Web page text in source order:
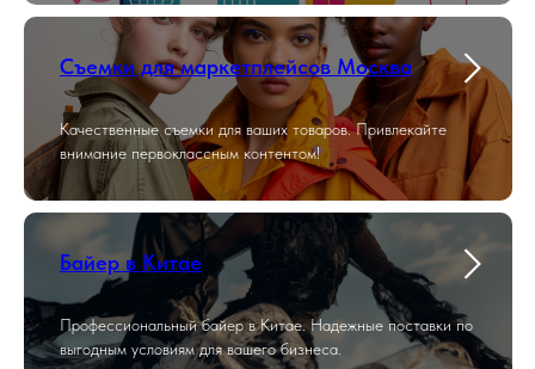
Съемки для маркетплейсов Москва
Качественные съемки для ваших товаров. Привлекайте
внимание первоклассным контентом!
Байер в Китае
Профессиональный байер в Китае. Надежные поставки по
выгодным условиям для вашего бизнеса.